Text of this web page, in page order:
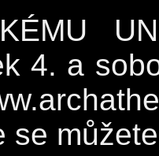
4. a
se